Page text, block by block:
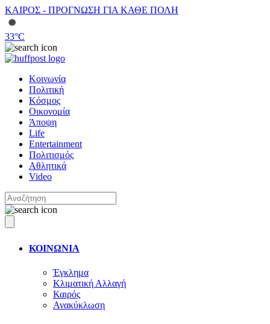
ΚΑΙΡΟΣ - ΠΡΟΓΝΩΣΗ ΓΙΑ ΚΑΘΕ ΠΟΛΗ
33°C
Κοινωνία
Πολιτική
Κόσμος
Οικονομία
Άποψη
Life
Entertainment
Πολιτισμός
Αθλητικά
Video
ΚΟΙΝΩΝΙΑ
Έγκλημα
Κλιματική Αλλαγή
Καιρός
Ανακύκλωση